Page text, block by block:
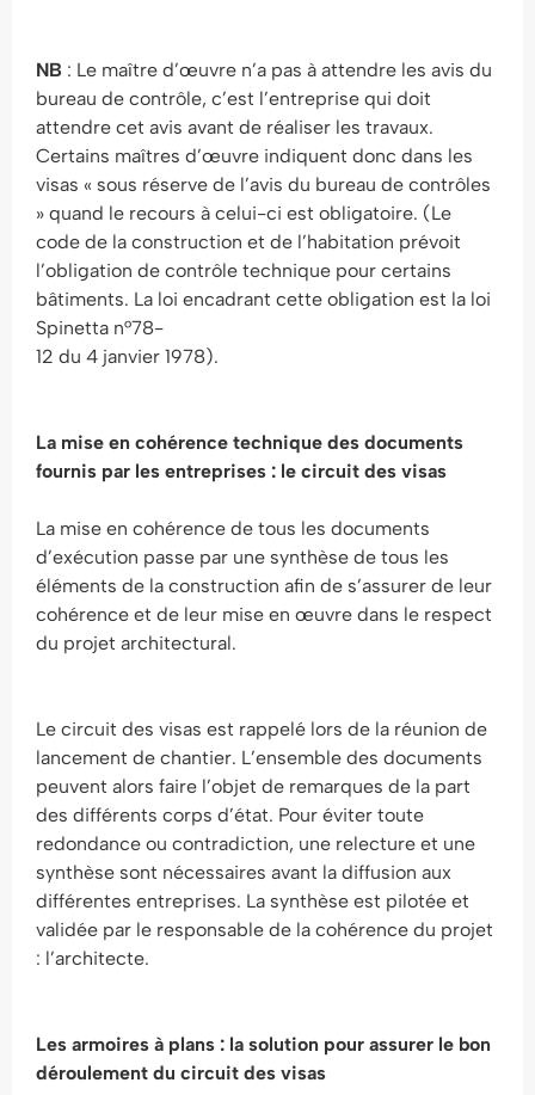
NB : Le maître d’œuvre n’a pas à attendre les avis du
bureau de contrôle, c’est l’entreprise qui doit
attendre cet avis avant de réaliser les travaux.
Certains maîtres d’œuvre indiquent donc dans les
visas « sous réserve de l’avis du bureau de contrôles
» quand le recours à celui-ci est obligatoire. (Le
code de la construction et de l’habitation prévoit
l’obligation de contrôle technique pour certains
bâtiments. La loi encadrant cette obligation est la loi
Spinetta n°78-
12 du 4 janvier 1978).
La mise en cohérence technique des documents
fournis par les entreprises : le circuit des visas
La mise en cohérence de tous les documents
d’exécution passe par une synthèse de tous les
éléments de la construction afin de s’assurer de leur
cohérence et de leur mise en œuvre dans le respect
du projet architectural.
Le circuit des visas est rappelé lors de la réunion de
lancement de chantier. L’ensemble des documents
peuvent alors faire l’objet de remarques de la part
des différents corps d’état. Pour éviter toute
redondance ou contradiction, une relecture et une
synthèse sont nécessaires avant la diffusion aux
différentes entreprises. La synthèse est pilotée et
validée par le responsable de la cohérence du projet
: l’architecte.
Les armoires à plans : la solution pour assurer le bon
déroulement du circuit des visas